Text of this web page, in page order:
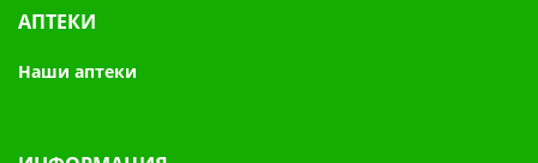
АПТЕКИ
Наши аптеки